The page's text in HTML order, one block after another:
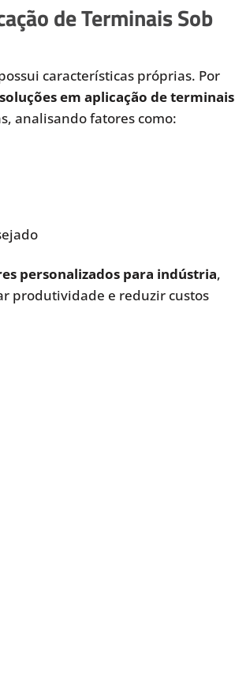
de Terminais Sob
características próprias. Por
soluções em aplicação de terminais
analisando fatores como:
personalizados para indústria,
produtividade e reduzir custos